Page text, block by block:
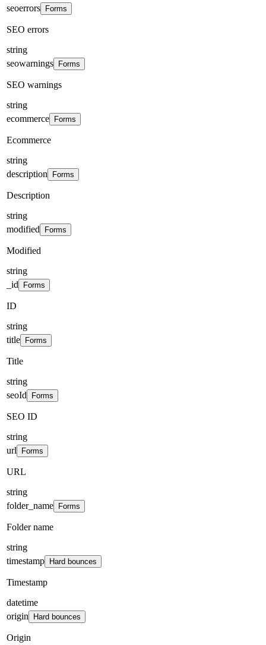
seoerrors
Forms
SEO errors
string
seowarnings
Forms
SEO warnings
string
ecommerce
Forms
Ecommerce
string
description
Forms
Description
string
modified
Forms
Modified
string
_id
Forms
ID
string
title
Forms
Title
string
seoId
Forms
SEO ID
string
url
Forms
URL
string
folder_name
Forms
Folder name
string
timestamp
Hard bounces
Timestamp
datetime
origin
Hard bounces
Origin